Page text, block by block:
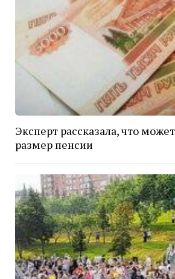
Эксперт рассказала, что
размер пенсии